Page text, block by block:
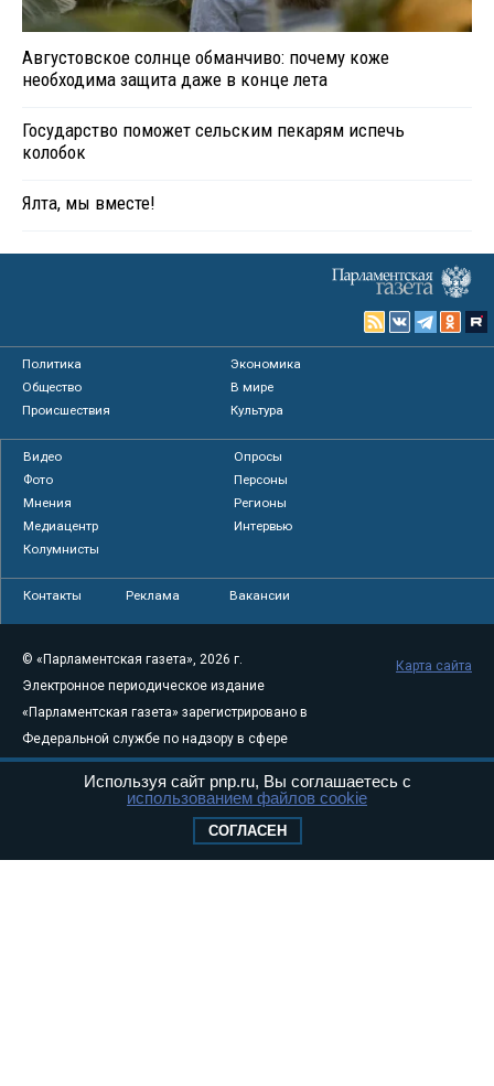
Августовское солнце обманчиво: почему коже
необходима защита даже в конце лета
Государство поможет сельским пекарям испечь
колобок
Ялта, мы вместе!
Политика
Экономика
Общество
В мире
Происшествия
Культура
Видео
Опросы
Фото
Персоны
Мнения
Регионы
Медиацентр
Интервью
Колумнисты
Контакты Реклама Вакансии
© «Парламентская газета», 2026 г.
Электронное периодическое издание
«Парламентская газета» зарегистрировано в
Федеральной службе по надзору в сфере
связи, информационных технологий и
массовых коммуникаций (Роскомнадзор) 05
Свидетельство о регистрации Эл № ФС77-
Карта сайта
Используя сайт pnp.ru, Вы соглашаетесь с
использованием файлов cookie
СОГЛАСЕН